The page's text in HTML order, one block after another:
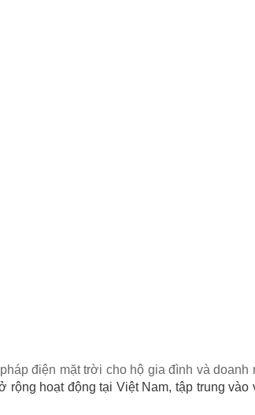
điện mặt trời cho hộ gia đình và doanh
rộng hoạt động tại Việt Nam, tập trung vào